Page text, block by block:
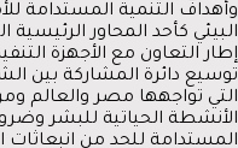
وأهداف التنمية المستدامة
البيئي كأحد المحاور
إطار التعاون مع الأجهزة
توسيع دائرة المشاركة بين
التي تواجهها مصر والعالم
الأنشطة الحياتية للبشر
المستدامة للحد من انبعاثات